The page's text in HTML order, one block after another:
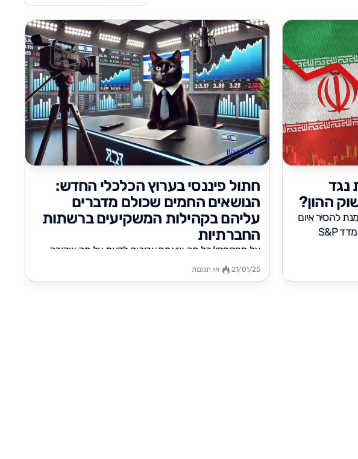
נגד
ההון?
על מנת להסיר איום
קיומי ישראלי וגם עם השפעה עולמית, אבל מדד S&P
שוק ההון
חתול פיננסי בערוץ הכלכלי החדש:
הנושאים החמים שכולם מדברים
עליהם בקהילות המשקיעים ברשתות
החברתיות
אל תפספסו! כל מה שאתם צריכים לדעת על מה שקורה
עכשיו בשוק ההון – קצר, ממוקד ובשפה שלכם! לחצו
PLAY...
21/01/25 אין תגובות